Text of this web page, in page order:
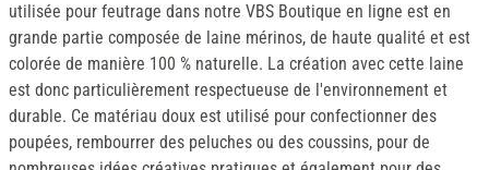
utilisée pour feutrage dans notre VBS Boutique en ligne est en
grande partie composée de laine mérinos, de haute qualité et est
colorée de manière 100 % naturelle. La création avec cette laine
est donc particulièrement respectueuse de l'environnement et
durable. Ce matériau doux est utilisé pour confectionner des
poupées, rembourrer des peluches ou des coussins, pour de